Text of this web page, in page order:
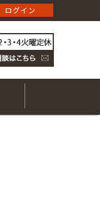
ログイン